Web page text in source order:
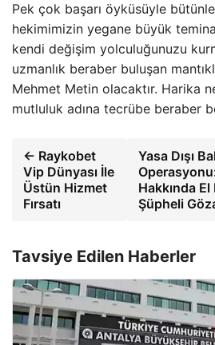
Pek çok başarı öyküsüyle
hekimimizin yegane büyük
kendi değişim yolculuğunuzu
uzmanlık beraber buluşan
Mehmet Metin olacaktır. Harika
mutluluk adına tecrübe beraber
← Raykobet
Vip Dünyası İle
Üstün Hizmet
Fırsatı
Yasa Dışı
Hakkında
Şüpheli
Tavsiye Edilen Haberler